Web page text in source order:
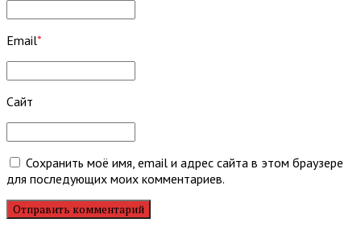
Email*
Сайт
Сохранить моё имя, email и адрес сайта в этом браузере
для последующих моих комментариев.
Отправить комментарий